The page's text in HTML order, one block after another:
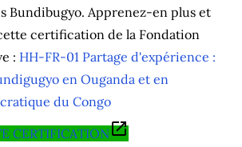
Bundibugyo. Apprenez-en plus et
certification de la Fondation
: HH-FR-01 Partage d'expérience :
en Ouganda et en
du Congo
CERTIFICATION